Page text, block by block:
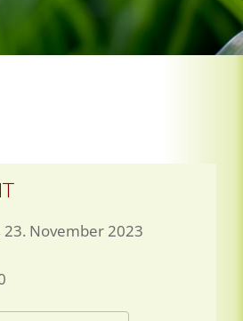
23. November 2023